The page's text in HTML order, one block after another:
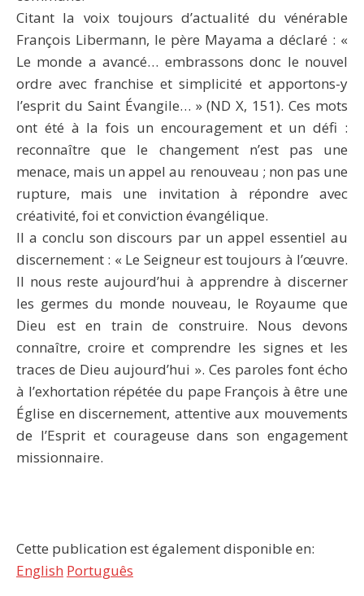
Citant la voix toujours d’actualité du vénérable
François Libermann, le père Mayama a déclaré : «
Le monde a avancé… embrassons donc le nouvel
ordre avec franchise et simplicité et apportons-y
l’esprit du Saint Évangile… » (ND X, 151). Ces mots
ont été à la fois un encouragement et un défi :
reconnaître que le changement n’est pas une
menace, mais un appel au renouveau ; non pas une
rupture, mais une invitation à répondre avec
créativité, foi et conviction évangélique.
Il a conclu son discours par un appel essentiel au
discernement : « Le Seigneur est toujours à l’œuvre.
Il nous reste aujourd’hui à apprendre à discerner
les germes du monde nouveau, le Royaume que
Dieu est en train de construire. Nous devons
connaître, croire et comprendre les signes et les
traces de Dieu aujourd’hui ». Ces paroles font écho
à l’exhortation répétée du pape François à être une
Église en discernement, attentive aux mouvements
de l’Esprit et courageuse dans son engagement
missionnaire.
Cette publication est également disponible en:
English Português